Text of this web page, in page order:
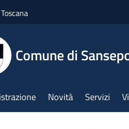
Comune di
Novità Servizi